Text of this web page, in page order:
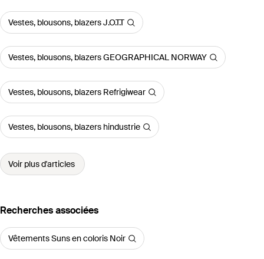
Vestes, blousons, blazers J.O.T.T
Vestes, blousons, blazers GEOGRAPHICAL NORWAY
Vestes, blousons, blazers Refrigiwear
Vestes, blousons, blazers hindustrie
Voir plus d'articles
Recherches associées
Vêtements Suns en coloris Noir